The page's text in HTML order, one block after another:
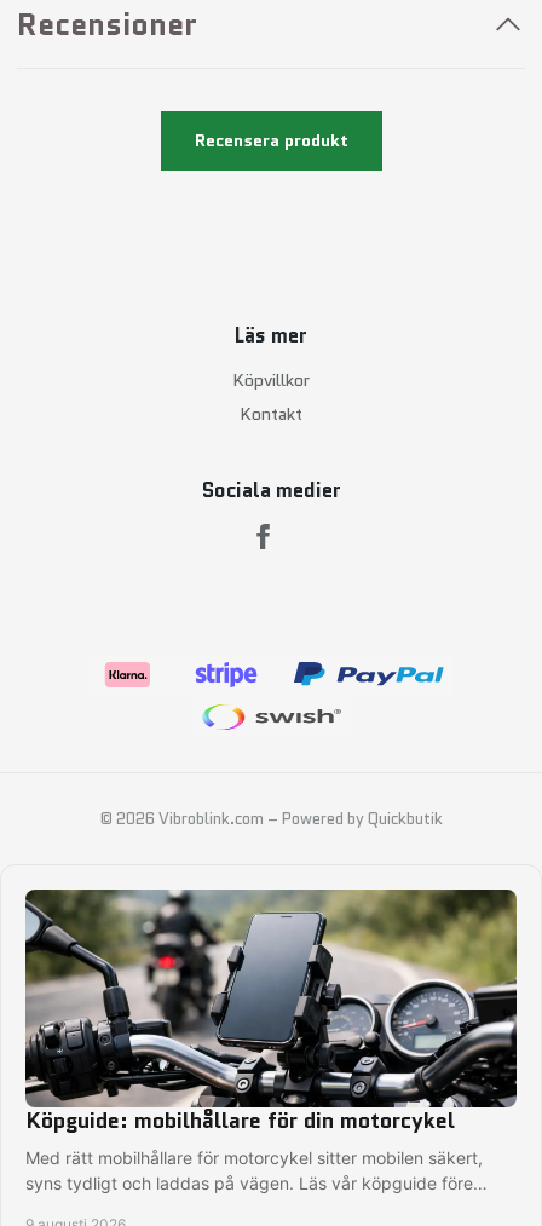
Recensioner
Recensera produkt
Läs mer
Köpvillkor
Kontakt
Sociala medier
© 2026 Vibroblink.com – Powered by Quickbutik
Köpguide: mobilhållare för din motorcykel
Med rätt mobilhållare för motorcykel sitter mobilen säkert,
syns tydligt och laddas på vägen. Läs vår köpguide före